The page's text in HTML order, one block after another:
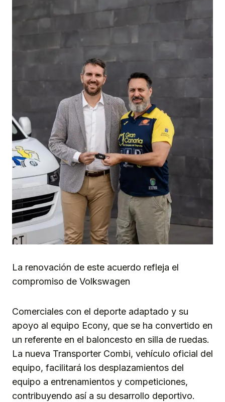
La renovación de este acuerdo refleja el
compromiso de Volkswagen
Comerciales con el deporte adaptado y su
apoyo al equipo Econy, que se ha convertido en
un referente en el baloncesto en silla de ruedas.
La nueva Transporter Combi, vehículo oficial del
equipo, facilitará los desplazamientos del
equipo a entrenamientos y competiciones,
contribuyendo así a su desarrollo deportivo.